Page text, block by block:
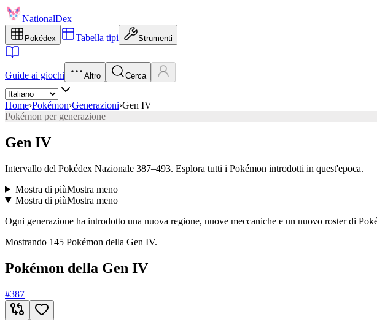
NationalDex
Pokédex Tabella tipi Strumenti
Guide ai giochi Altro Cerca
Home›Pokémon›Generazioni›Gen IV
Pokémon per generazione
Gen IV
Intervallo del Pokédex Nazionale 387–493. Esplora tutti i Pokémon introdotti in quest'epoca.
Mostra di piùMostra meno
Mostra di piùMostra meno
Ogni generazione ha introdotto una nuova regione, nuove meccaniche e un nuovo roster di
Mostrando 145 Pokémon della Gen IV.
Pokémon della Gen IV
#387